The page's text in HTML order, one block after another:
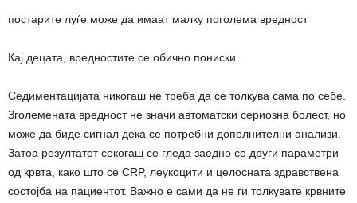
постарите луѓе може да имаат малку поголема вредност
Кај децата, вредностите се обично пониски.
Седиментацијата никогаш не треба да се толкува сама по себе.
Зголемената вредност не значи автоматски сериозна болест, но
може да биде сигнал дека се потребни дополнителни анализи.
Затоа резултатот секогаш се гледа заедно со други параметри
од крвта, како што се CRP, леукоцити и целосната здравствена
состојба на пациентот. Важно е сами да не ги толкувате крвните